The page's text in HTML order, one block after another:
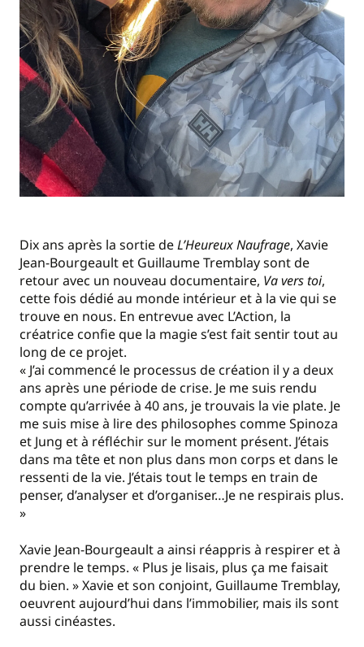
Dix ans après la sortie deL’Heureux Naufrage, Xavie
Jean-Bourgeault et Guillaume Tremblay sont de
retour avec un nouveau documentaire, Va vers toi,
cette fois dédié au monde intérieur et à la vie qui se
trouve en nous. En entrevue avec L’Action, la
créatrice confie que la magie s’est fait sentir tout au
long de ce projet.
« J’ai commencé le processus de création il y a deux
ans après une période de crise. Je me suis rendu
compte qu’arrivée à 40 ans, je trouvais la vie plate. Je
me suis mise à lire des philosophes comme Spinoza
et Jung et à réfléchir sur le moment présent. J’étais
dans ma tête et non plus dans mon corps et dans le
ressenti de la vie. J’étais tout le temps en train de
penser, d’analyser et d’organiser…Je ne respirais plus.
»
Xavie Jean-Bourgeault a ainsi réappris à respirer et à
prendre le temps. « Plus je lisais, plus ça me faisait
du bien. » Xavie et son conjoint, Guillaume Tremblay,
oeuvrent aujourd’hui dans l’immobilier, mais ils sont
aussi cinéastes.